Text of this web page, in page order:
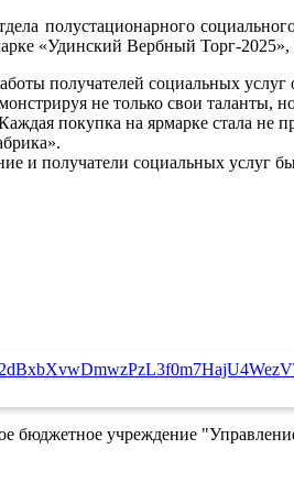
полустационарного
«Удинский Вербный Торг-
получателей социальных
не только свои таланты,
покупка на ярмарке стала не
и получатели социальных услуг
бюджетное учреждение